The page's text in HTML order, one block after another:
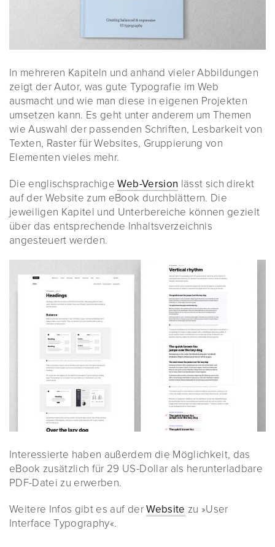
In mehreren Kapiteln und anhand vieler Abbildungen
zeigt der Autor, was gute Typografie im Web
ausmacht und wie man diese in eigenen Projekten
umsetzen kann. Es geht unter anderem um Themen
wie Auswahl der passenden Schriften, Lesbarkeit von
Texten, Raster für Websites, Gruppierung von
Elementen vieles mehr.
Die englischsprachigeWeb-Version lässt sich direkt
auf der Website zum eBook durchblättern. Die
jeweiligen Kapitel und Unterbereiche können gezielt
über das entsprechende Inhaltsverzeichnis
angesteuert werden.
Interessierte haben außerdem die Möglichkeit, das
eBook zusätzlich für 29 US-Dollar als herunterladbare
PDF-Datei zu erwerben.
Weitere Infos gibt es auf derWebsite zu »User
Interface Typography«.